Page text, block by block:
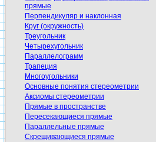
прямые
Перпендикуляр и наклонная
Круг (окружность)
Треугольник
Четырехугольник
Параллелограмм
Трапеция
Многоугольники
Основные понятия стереометрии
Аксиомы стереометрии
Прямые в пространстве
Пересекающиеся прямые
Параллельные прямые
Скрещивающиеся прямые